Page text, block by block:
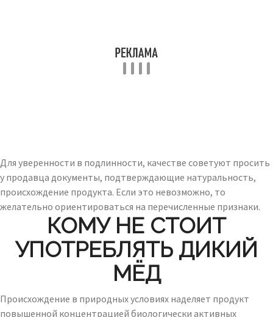
Для уверенности в подлинности, качестве советуют просить
у продавца документы, подтверждающие натуральность,
происхождение продукта. Если это невозможно, то
желательно ориентироваться на перечисленные признаки.
КОМУ НЕ СТОИТ
УПОТРЕБЛЯТЬ ДИКИЙ
МЁД
Происхождение в природных условиях наделяет продукт
повышенной концентрацией биологически активных